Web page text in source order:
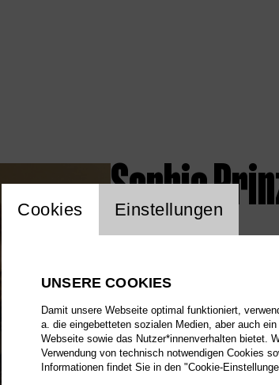
Sophie
Einstellung
Cookies Einstellungen
UNSERE COOKIES
Damit unsere Webseite optimal funktioniert,
a. die eingebetteten sozialen Medien, aber auch
Webseite sowie das Nutzer*innenverhalten bietet.
Verwendung von technisch notwendigen Cookies
Informationen findet Sie in den "Cookie-